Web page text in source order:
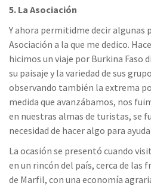
5. La Asociación
Y ahora permitidme decir algunas
Asociación a la que me dedico.
hicimos un viaje por Burkina Faso
su paisaje y la variedad de sus
observando también la extrema
medida que avanzábamos, nos
en nuestras almas de turistas, se
necesidad de hacer algo para
La ocasión se presentó cuando
en un rincón del país, cerca de las
de Marfil, con una economía